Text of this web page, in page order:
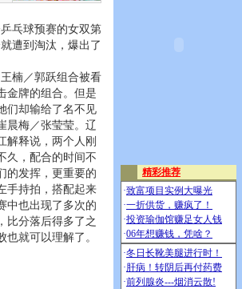
乓球预赛的女双第
遭到淘汰，爆出了
楠／郭跃组合被看
牌的组合。 但是
们却输给了名不见
晨梅／张莹莹。辽
解释说，两个人刚
久，配合的时间不
的发挥，更重要的
手持拍，搭配起来
中也出现了多次的
比分落后得多了之
也就可以理解了。